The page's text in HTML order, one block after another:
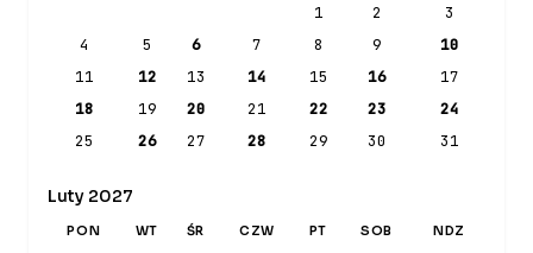
1 2
3
4
5 6 7 8 9
10
11
12 13 14 15 16
17
18
19 20 21 22 23
24
25
26 27 28 29 30 31
Luty 2027
PON WT ŚR CZW PT SOB NDZ